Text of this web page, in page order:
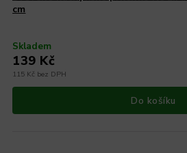
cm
Skladem
115 Kč bez DPH
139 Kč
Do košíku